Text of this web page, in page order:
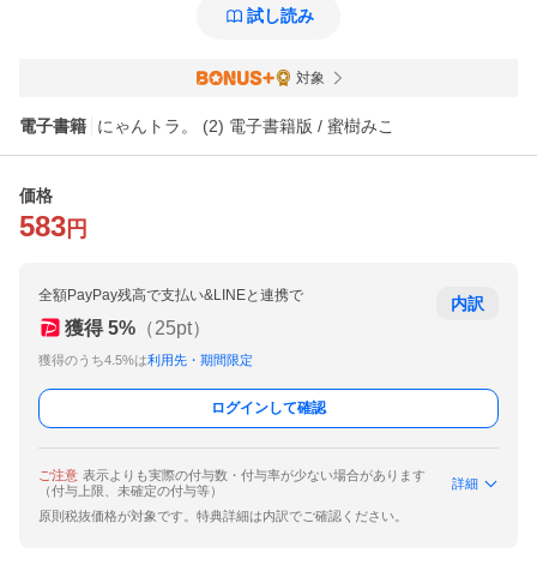
試し読み
対象
電子書籍 にゃんトラ。 (2) 電子書籍版 / 蜜樹みこ
価格
583 円
全額PayPay残高で支払い&LINEと連携で
獲得 5% （25pt）
獲得のうち4.5%は利用先・期間限定
内訳
ログインして確認
ご注意 表示よりも実際の付与数・付与率が少ない場合があります
（付与上限、未確定の付与等）
詳細
原則税抜価格が対象です。特典詳細は内訳でご確認ください。